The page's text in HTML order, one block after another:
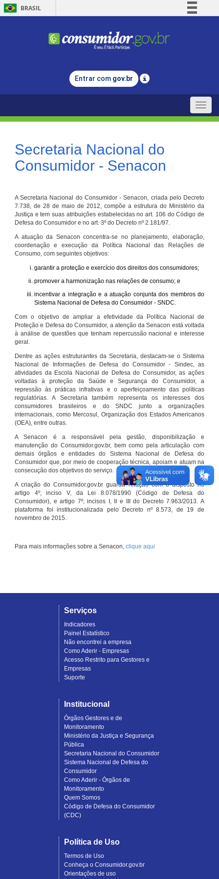
BRASIL
Comunica BR
Legislação
Entrar com gov.br
Toggle
Secretaria Nacional do
Consumidor - Senacon
A Secretaria Nacional do Consumidor - Senacon, criada pelo Decreto
7.738, de 28 de maio de 2012, compõe a estrutura do Ministério da
Justiça e tem suas atribuições estabelecidas no art. 106 do Código de
Defesa do Consumidor e no art. 3º do Decreto nº 2.181/97.
A atuação da Senacon concentra-se no planejamento, elaboração,
coordenação e execução da Política Nacional das Relações de
Consumo, com seguintes objetivos:
garantir a proteção e exercício dos direitos dos consumidores;
promover a harmonização nas relações de consumo; e
incentivar a integração e a atuação conjunta dos membros do
Sistema Nacional de Defesa do Consumidor - SNDC.
Com o objetivo de ampliar a efetividade da Política Nacional de
Proteção e Defesa do Consumidor, a atenção da Senacon está voltada
à análise de questões que tenham repercussão nacional e interesse
geral.
Dentre as ações estruturantes da Secretaria, destacam-se o Sistema
Nacional de Informações de Defesa do Consumidor - Sindec, as
atividades da Escola Nacional de Defesa do Consumidor, as ações
voltadas à proteção da Saúde e Segurança do Consumidor, a
repressão às práticas infrativas e o aperfeiçoamento das políticas
regulatórias. A Secretaria também representa os interesses dos
consumidores brasileiros e do SNDC junto a organizações
internacionais, como Mercosul, Organização dos Estados Americanos
(OEA), entre outras.
A Senacon é a responsável pela gestão, disponibilização e
manutenção do Consumidor.gov.br, bem como pela articulação com
demais órgãos e entidades do Sistema Nacional de Defesa do
Consumidor que, por meio de cooperação técnica, apoiam e atuam na
consecução dos objetivos do serviço.
A criação do Consumidor.gov.br guarda relação com o disposto no
artigo 4º, inciso V, da Lei 8.078/1990 (Código de Defesa do
Consumidor), e artigo 7º, incisos I, II e III do Decreto 7.963/2013. A
plataforma foi institucionalizada pelo Decreto nº 8.573, de 19 de
novembro de 2015.
Para mais informações sobre a Senacon, clique aqui
Serviços
Indicadores
Painel Estatístico
Não encontrei a empresa
Como Aderir - Empresas
Acesso Restrito para Gestores e
Empresas
Suporte
Institucional
Órgãos Gestores e de
Monitoramento
Ministério da Justiça e Segurança
Pública
Secretaria Nacional do Consumidor
Sistema Nacional de Defesa do
Consumidor
Como Aderir - Órgãos de
Monitoramento
Quem Somos
Código de Defesa do Consumidor
(CDC)
Política de Uso
Termos de Uso
Conheça o Consumidor.gov.br
Orientações de uso